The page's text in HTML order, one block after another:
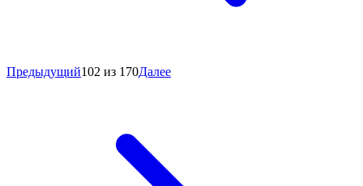
Предыдущий102 из 170Далее